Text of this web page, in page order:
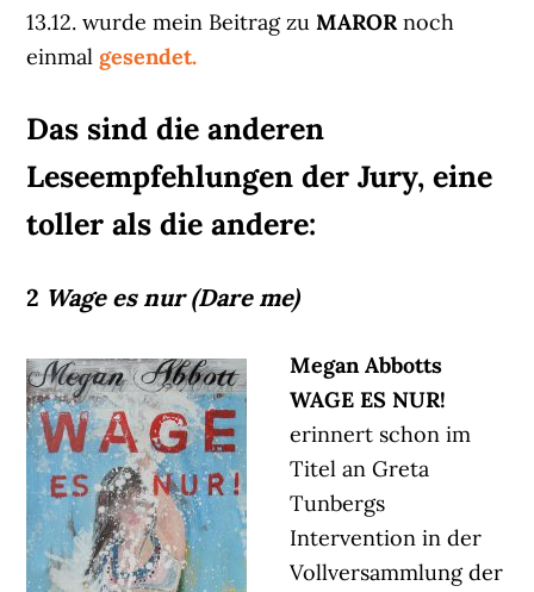
13.12. wurde mein Beitrag zuMARORnoch
einmal gesendet.
Das sind die anderen
Leseempfehlungen der Jury, eine
toller als die andere:
2 Wage es nur (Dare me)
Megan Abbotts
WAGE ES NUR!
erinnert schon im
Titel an Greta
Tunbergs
Intervention in der
Vollversammlung der